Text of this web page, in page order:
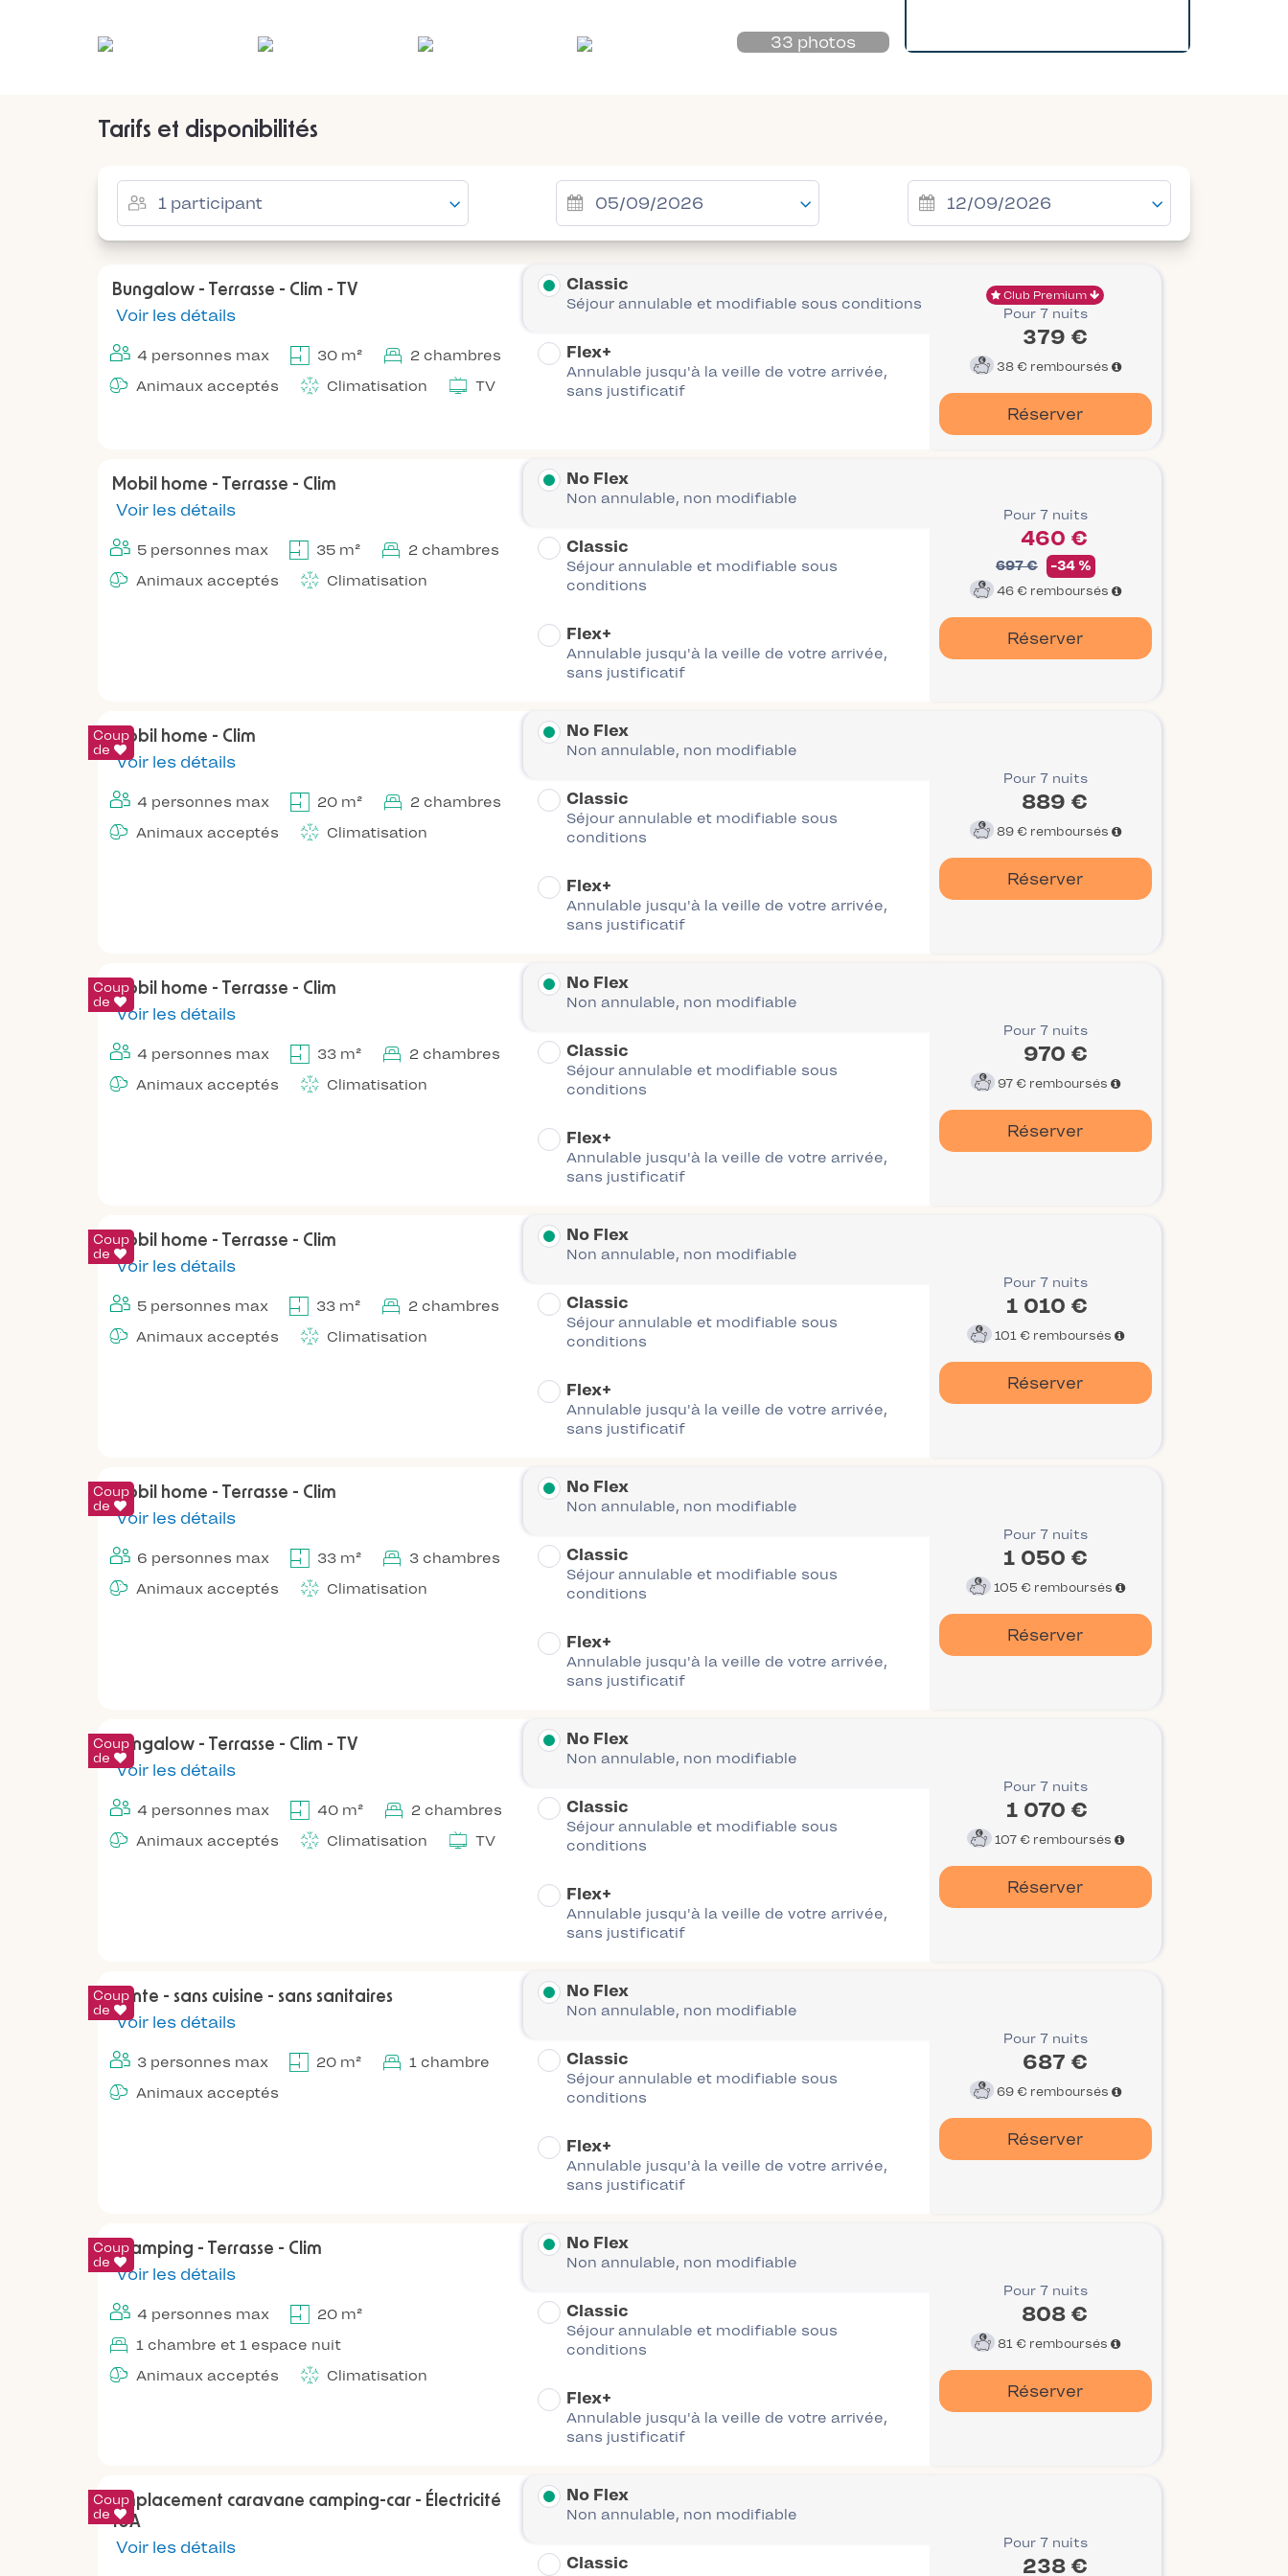
33 photos
Tarifs et disponibilités
Bungalow - Terrasse - Clim - TV
Voir les détails
4 personnes max 30 m²
2 chambres
Animaux acceptés
Climatisation TV
Classic
Séjour annulable et modifiable sous conditions
Flex+
Annulable jusqu'à la veille de votre arrivée,
sans justificatif
Club Premium
Pour 7 nuits
379 €
38 € remboursés
Réserver
Mobil home - Terrasse - Clim
Voir les détails
5 personnes max 35 m²
2 chambres
Animaux acceptés
Climatisation
No Flex
Non annulable, non modifiable
Classic
Séjour annulable et modifiable sous
conditions
Flex+
Annulable jusqu'à la veille de votre arrivée,
sans justificatif
Pour 7 nuits
460 €
697 € -34 %
46 € remboursés
Réserver
Coup
de
Mobil home - Clim
Voir les détails
4 personnes max 20 m²
2 chambres
Animaux acceptés
Climatisation
No Flex
Non annulable, non modifiable
Classic
Séjour annulable et modifiable sous
conditions
Flex+
Annulable jusqu'à la veille de votre arrivée,
sans justificatif
Pour 7 nuits
889 €
89 € remboursés
Réserver
Coup
de
Mobil home - Terrasse - Clim
Voir les détails
4 personnes max 33 m²
2 chambres
Animaux acceptés
Climatisation
No Flex
Non annulable, non modifiable
Classic
Séjour annulable et modifiable sous
conditions
Flex+
Annulable jusqu'à la veille de votre arrivée,
sans justificatif
Pour 7 nuits
970 €
97 € remboursés
Réserver
Coup
de
Mobil home - Terrasse - Clim
Voir les détails
5 personnes max 33 m²
2 chambres
Animaux acceptés
Climatisation
No Flex
Non annulable, non modifiable
Classic
Séjour annulable et modifiable sous
conditions
Flex+
Annulable jusqu'à la veille de votre arrivée,
sans justificatif
Pour 7 nuits
1 010 €
101 € remboursés
Réserver
Coup
de
Mobil home - Terrasse - Clim
Voir les détails
6 personnes max 33 m²
3 chambres
Animaux acceptés
Climatisation
No Flex
Non annulable, non modifiable
Classic
Séjour annulable et modifiable sous
conditions
Flex+
Annulable jusqu'à la veille de votre arrivée,
sans justificatif
Pour 7 nuits
1 050 €
105 € remboursés
Réserver
Coup
de
Bungalow - Terrasse - Clim - TV
Voir les détails
4 personnes max 40 m²
2 chambres
Animaux acceptés
Climatisation TV
No Flex
Non annulable, non modifiable
Classic
Séjour annulable et modifiable sous
conditions
Flex+
Annulable jusqu'à la veille de votre arrivée,
sans justificatif
Pour 7 nuits
1 070 €
107 € remboursés
Réserver
Coup
de
Tente - sans cuisine - sans sanitaires
Voir les détails
3 personnes max 20 m²
1 chambre
Animaux acceptés
No Flex
Non annulable, non modifiable
Classic
Séjour annulable et modifiable sous
conditions
Flex+
Annulable jusqu'à la veille de votre arrivée,
sans justificatif
Pour 7 nuits
687 €
69 € remboursés
Réserver
Coup
de
Glamping - Terrasse - Clim
Voir les détails
4 personnes max
20 m²
1 chambre et 1 espace nuit
Animaux acceptés
Climatisation
No Flex
Non annulable, non modifiable
Classic
Séjour annulable et modifiable sous
conditions
Flex+
Annulable jusqu'à la veille de votre arrivée,
sans justificatif
Pour 7 nuits
808 €
81 € remboursés
Réserver
Coup
de
Emplacement caravane camping-car - Électricité
10A
Voir les détails
No Flex
Non annulable, non modifiable
Classic
Pour 7 nuits
238 €